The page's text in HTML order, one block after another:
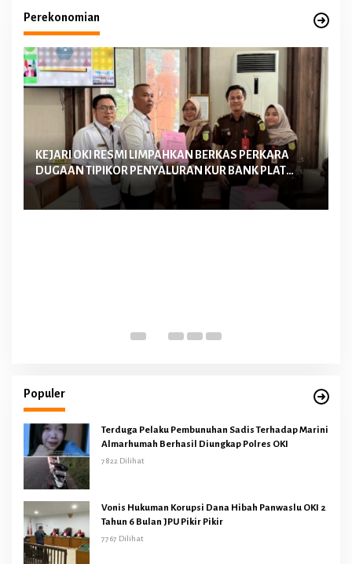
Perekonomian
KEJARI OKI RESMI LIMPAHKAN BERKAS PERKARA
DUGAAN TIPIKOR PENYALURAN KUR BANK PLAT
MERAH TAHUN 2022-2023 KE PENGADILAN TIPIKOR
PALEMBANG
Populer
Terduga Pelaku Pembunuhan Sadis Terhadap Marini
Almarhumah Berhasil Diungkap Polres OKI
7822 Dilihat
Vonis Hukuman Korupsi Dana Hibah Panwaslu OKI 2
Tahun 6 Bulan JPU Pikir Pikir
7767 Dilihat